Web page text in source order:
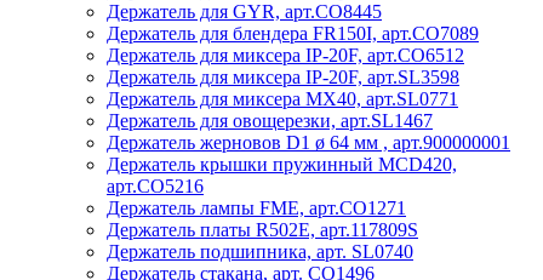
Держатель для GYR, арт.CO8445
Держатель для блендера FR150I, арт.CO7089
Держатель для миксера IP-20F, арт.CO6512
Держатель для миксера IP-20F, арт.SL3598
Держатель для миксера МХ40, арт.SL0771
Держатель для овощерезки, арт.SL1467
Держатель жерновов D1 ø 64 мм , арт.900000001
Держатель крышки пружинный MCD420,
арт.CO5216
Держатель лампы FME, арт.CO1271
Держатель платы R502E, арт.117809S
Держатель подшипника, арт. SL0740
Держатель стакана, арт. CO1496